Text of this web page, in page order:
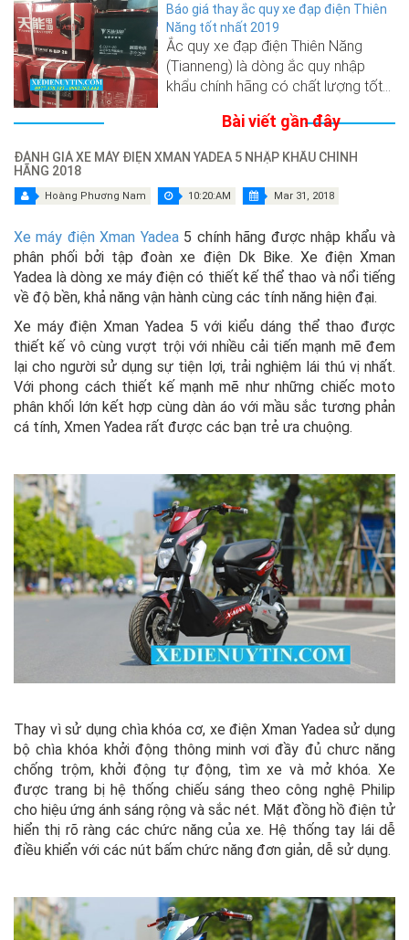
Báo giá thay ắc quy xe đạp điện Thiên
Năng tốt nhất 2019
Ắc quy xe đạp điện Thiên Năng
(Tianneng) là dòng ắc quy nhập
khẩu chính hãng có chất lượng tốt...
Bài viết gần đây
ĐÁNH GIÁ XE MÁY ĐIỆN XMAN YADEA 5 NHẬP KHẨU CHÍNH
HÃNG 2018
Hoàng Phương Nam 10:20:AM Mar 31, 2018
Xe máy điện Xman Yadea5 chính hãng được nhập khẩu và
phân phối bởi tập đoàn xe điện Dk Bike. Xe điện Xman
Yadea là dòng xe máy điện có thiết kế thể thao và nổi tiếng
về độ bền, khả năng vận hành cùng các tính năng hiện đại.
Xe máy điện Xman Yadea 5 với kiểu dáng thể thao được
thiết kế vô cùng vượt trội với nhiều cải tiến mạnh mẽ đem
lại cho người sử dụng sự tiện lợi, trải nghiệm lái thú vị nhất.
Với phong cách thiết kế mạnh mẽ như những chiếc moto
phân khối lớn kết hợp cùng dàn áo với mầu sắc tương phản
cá tính, Xmen Yadea rất được các bạn trẻ ưa chuộng.
Thay vì sử dụng chìa khóa cơ, xe điện Xman Yadea sử dụng
bộ chìa khóa khởi động thông minh vơi đầy đủ chưc năng
chống trộm, khởi động tự động, tìm xe và mở khóa. Xe
được trang bị hệ thống chiếu sáng theo công nghệ Philip
cho hiệu ứng ánh sáng rộng và sắc nét. Mặt đồng hồ điện tử
hiển thị rõ ràng các chức năng của xe. Hệ thống tay lái dễ
điều khiển với các nút bấm chức năng đơn giản, dễ sử dụng.